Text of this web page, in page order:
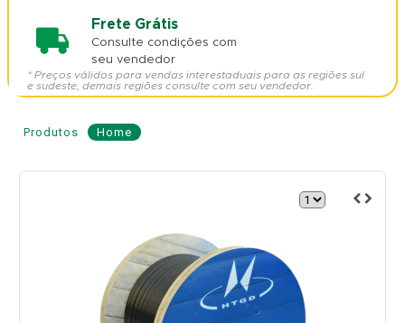
Frete Grátis
Consulte condições com
seu vendedor
* Preços válidos para vendas interestaduais para as regiões sul
e sudeste, demais regiões consulte com seu vendedor.
Home
Produtos
Cabo